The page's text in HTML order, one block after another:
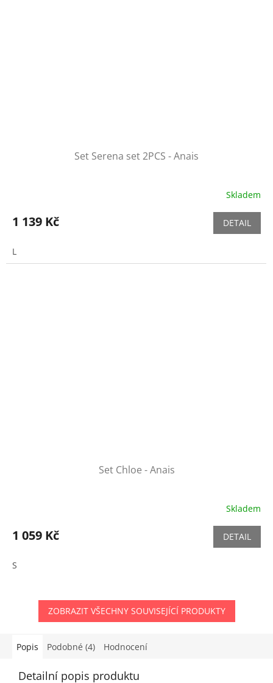
Set Serena set 2PCS - Anais
Skladem
1 139 Kč DETAIL
L
Set Chloe - Anais
Skladem
1 059 Kč DETAIL
S
ZOBRAZIT VŠECHNY SOUVISEJÍCÍ PRODUKTY
Popis Podobné (4) Hodnocení
Detailní popis produktu